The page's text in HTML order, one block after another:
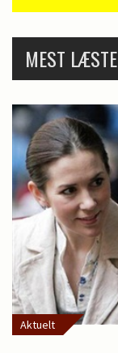
MEST LÆSTE
Aktuelt